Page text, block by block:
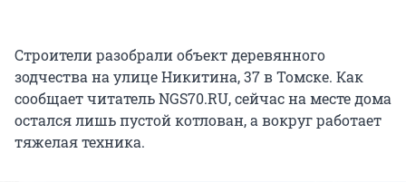
Строители разобрали объект деревянного
зодчества на улице Никитина, 37 в Томске. Как
сообщает читатель NGS70.RU, сейчас на месте дома
остался лишь пустой котлован, а вокруг работает
тяжелая техника.